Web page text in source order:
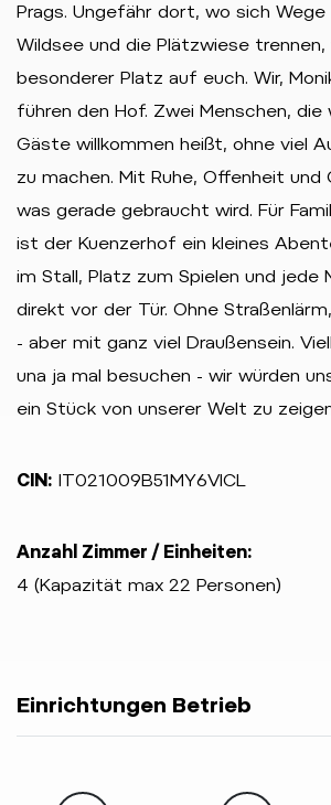
Prags. Ungefähr dort, wo sich Wege
Wildsee und die Plätzwiese
besonderer Platz auf euch. Wir,
führen den Hof. Zwei Menschen, die
Gäste willkommen heißt, ohne viel
zu machen. Mit Ruhe, Offenheit und
was gerade gebraucht wird. Für
ist der Kuenzerhof ein kleines
im Stall, Platz zum Spielen und jede
direkt vor der Tür. Ohne
- aber mit ganz viel Draußensein.
una ja mal besuchen - wir würden
ein Stück von unserer Welt zu
CIN: IT021009B51MY6VICL
Anzahl Zimmer / Einheiten:
4 (Kapazität max 22 Personen)
Einrichtungen Betrieb